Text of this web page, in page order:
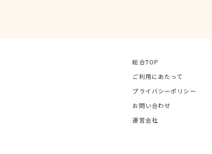
総合TOP
ご利用にあたって
プライバシーポリシー
お問い合わせ
運営会社